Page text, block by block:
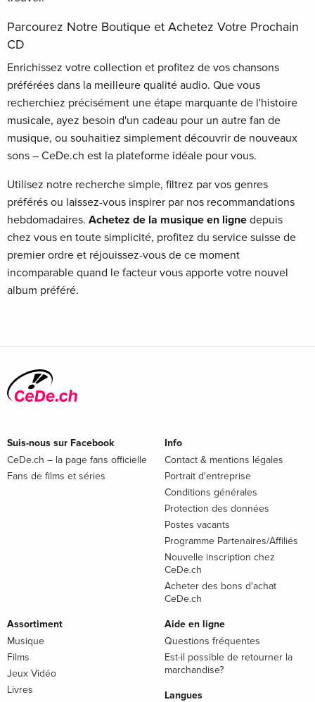
Parcourez Notre Boutique et Achetez Votre Prochain
CD
Enrichissez votre collection et profitez de vos chansons
préférées dans la meilleure qualité audio. Que vous
recherchiez précisément une étape marquante de l'histoire
musicale, ayez besoin d'un cadeau pour un autre fan de
musique, ou souhaitiez simplement découvrir de nouveaux
sons – CeDe.ch est la plateforme idéale pour vous.
Utilisez notre recherche simple, filtrez par vos genres
préférés ou laissez-vous inspirer par nos recommandations
hebdomadaires. Achetez de la musique en ligne depuis
chez vous en toute simplicité, profitez du service suisse de
premier ordre et réjouissez-vous de ce moment
incomparable quand le facteur vous apporte votre nouvel
album préféré.
Suis-nous sur Facebook
CeDe.ch – la page fans officielle
Fans de films et séries
Info
Contact & mentions légales
Portrait d'entreprise
Conditions générales
Protection des données
Postes vacants
Programme Partenaires/Affiliés
Nouvelle inscription chez
CeDe.ch
Acheter des bons d'achat
CeDe.ch
Assortiment
Musique
Films
Jeux Vidéo
Livres
Aide en ligne
Questions fréquentes
Est-il possible de retourner la
marchandise?
Langues